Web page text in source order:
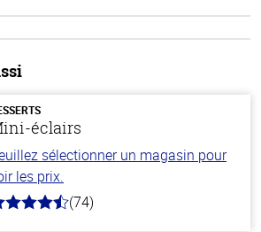
éclairs
sélectionner un magasin pour
les prix.
(74)